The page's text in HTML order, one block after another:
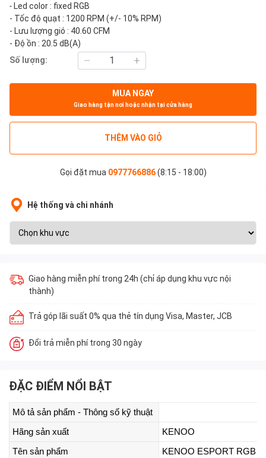
- Led color : fixed RGB
- Tốc độ quạt : 1200 RPM (+/- 10% RPM)
- Lưu lượng gió : 40.60 CFM
- Độ ồn : 20.5 dB(A)
Số lượng:
MUA NGAY
Giao hàng tận nơi hoặc nhận tại cửa hàng
THÊM VÀO GIỎ
Gọi đặt mua 0977766886(8:15 - 18:00)
Hệ thống và chi nhánh
Giao hàng miễn phí trong 24h (chỉ áp dụng khu vực nội
thành)
Trả góp lãi suất 0% qua thẻ tín dụng Visa, Master, JCB
Đổi trả miễn phí trong 30 ngày
ĐẶC ĐIỂM NỔI BẬT
Mô tả sản phẩm - Thông số kỹ thuật
Hãng sản xuất KENOO
Tên sản phẩm KENOO ESPORT RGB